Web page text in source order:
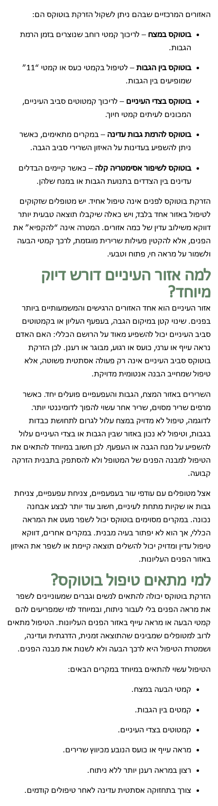
האזורים המרכזיים שבהם ניתן לשקול הזרקת בוטוקס הם:
בוטוקס במצח – לריכוך קמטי רוחב שנוצרים בזמן הרמת
הגבות.
בוטוקס בין הגבות
– לטיפול בקמטי כעס או קמטי “11”
שמופיעים בין הגבות.
בוטוקס בצדי העיניים – לריכוך קמטוטים סביב העיניים,
המכונים לעיתים קמטי חיוך.
בוטוקס להרמת גבות עדינה – במקרים מתאימים, כאשר
ניתן להשפיע בעדינות על האיזון השרירי סביב הגבה.
בוטוקס לשיפור אסימטריה קלה – כאשר קיימים הבדלים
עדינים בין הצדדים בתנועת הגבות או במנח שלהן.
הזרקת בוטוקס לפנים אינה טיפול אחיד. יש מטופלים שזקוקים
לטיפול באזור אחד בלבד, ויש כאלה שיקבלו תוצאה טבעית יותר
דווקא משילוב עדין של כמה אזורים. המטרה אינה “להקפיא” את
הפנים, אלא להקטין פעילות שרירית מוגזמת, לרכך קמטי הבעה
ולשמור על מראה חי, פתוח וטבעי.
למה אזור העיניים דורש דיוק
מיוחד?
אזור העיניים הוא אחד האזורים הרגישים והמשמעותיים ביותר
בפנים. שינוי קטן במיקום הגבה, בעפעף העליון או בקמטוטים
סביב העיניים יכול להשפיע מאוד על הרושם הכללי: האם האדם
נראה עייף או ערני, כועס או רגוע, מבוגר או רענן. לכן הזרקת
בוטוקס סביב העיניים אינה רק פעולה אסתטית פשוטה, אלא
טיפול שמחייב הבנה אנטומית מדויקת.
השרירים באזור המצח, הגבות והעפעפיים פועלים יחד. כאשר
מרפים שריר מסוים, שריר אחר עשוי להפוך לדומיננטי יותר.
לדוגמה, טיפול לא מדויק במצח עלול לגרום לתחושת כבדות
בגבות, וטיפול לא נכון באזור שבין הגבות או בצדי העיניים עלול
להשפיע על מנח הגבה או העפעף. לכן חשוב במיוחד להתאים את
הטיפול למבנה הפנים של המטופל ולא להסתפק בתבנית הזרקה
קבועה.
אצל מטופלים עם עודפי עור בעפעפיים, צניחת עפעפיים, צניחת
גבות או שקיות מתחת לעיניים, חשוב עוד יותר לבצע אבחנה
נכונה. במקרים מסוימים בוטוקס יכול לשפר מעט את המראה
הכללי, אך הוא לא יפתור בעיה מבנית. במקרים אחרים, דווקא
טיפול עדין ומדויק יכול להשלים תוצאה קיימת או לשפר את האיזון
באזור הפנים העליונות.
למי מתאים טיפול בוטוקס?
הזרקת בוטוקס יכולה להתאים לנשים וגברים שמעוניינים לשפר
את מראה הפנים בלי לעבור ניתוח, ובמיוחד למי שמפריעים להם
קמטי הבעה או מראה עייף באזור הפנים העליונות. הטיפול מתאים
לרוב למטופלים שמבינים שהתוצאה זמנית, הדרגתית ועדינה,
ושמטרת הטיפול היא לרכך הבעה ולא לשנות את מבנה הפנים.
הטיפול עשוי להתאים במיוחד במקרים הבאים:
קמטי הבעה במצח.
קמטים בין הגבות.
קמטוטים בצדי העיניים.
מראה עייף או כועס הנובע מכיווץ שרירים.
רצון במראה רענן יותר ללא ניתוח.
צורך בתחזוקה אסתטית עדינה לאחר טיפולים קודמים.